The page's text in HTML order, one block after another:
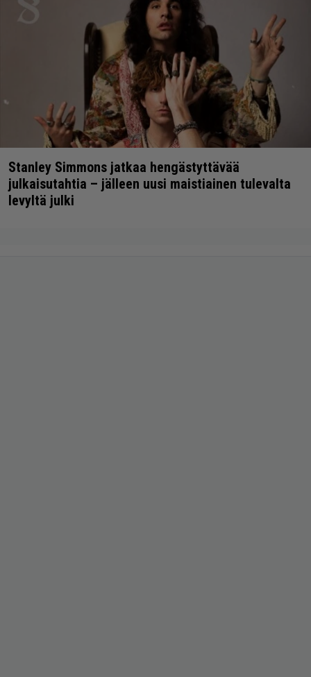
Stanley Simmons jatkaa hengästyttävää
julkaisutahtia – jälleen uusi maistiainen tulevalta
levyltä julki